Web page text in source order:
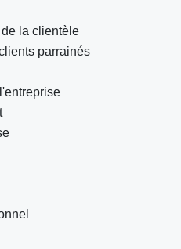
la clientèle
parrainés